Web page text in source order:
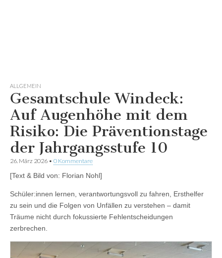
ALLGEMEIN
Gesamtschule Windeck:
Auf Augenhöhe mit dem
Risiko: Die Präventionstage
der Jahrgangsstufe 10
26. März 2026 • 0 Kommentare
[Text & Bild von: Florian Nohl]
Schüler:innen lernen, verantwortungsvoll zu fahren, Ersthelfer
zu sein und die Folgen von Unfällen zu verstehen – damit
Träume nicht durch fokussierte Fehlentscheidungen
zerbrechen.